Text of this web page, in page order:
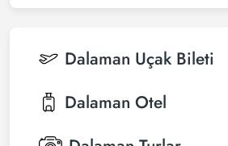
Dalaman Uçak Bileti
Dalaman Otel